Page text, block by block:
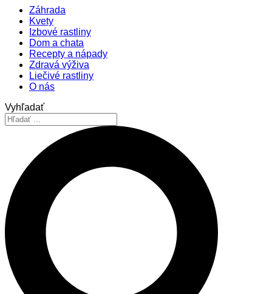
Záhrada
Kvety
Izbové rastliny
Dom a chata
Recepty a nápady
Zdravá výživa
Liečivé rastliny
O nás
Vyhľadať